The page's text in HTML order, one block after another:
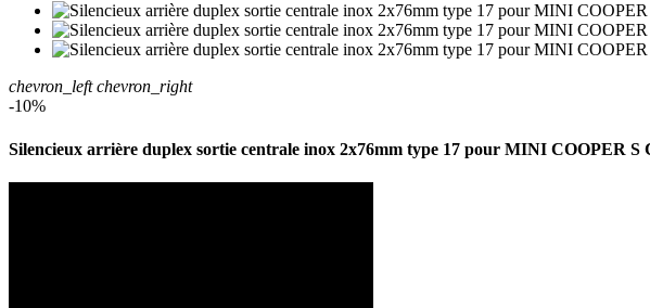
chevron_left chevron_right
-10%
Silencieux arrière duplex sortie centrale inox 2x76mm type 17 pour MINI COOPER